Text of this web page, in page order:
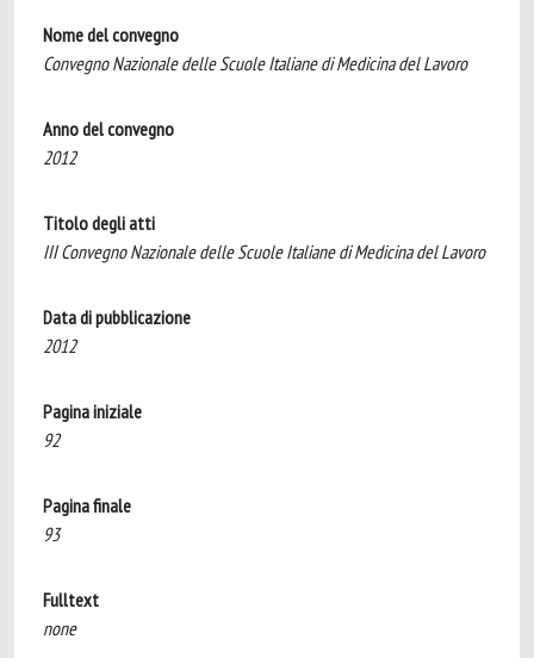
Nome del convegno
Convegno Nazionale delle Scuole Italiane di Medicina del Lavoro
Anno del convegno
2012
Titolo degli atti
III Convegno Nazionale delle Scuole Italiane di Medicina del Lavoro
Data di pubblicazione
2012
Pagina iniziale
92
Pagina finale
93
Fulltext
none